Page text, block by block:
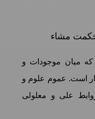
مشاء
میان موجودات و
است. عموم علوم و
علی و معلولی